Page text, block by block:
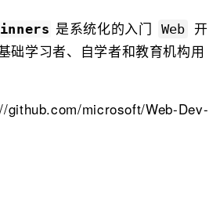
是系统化的入门 Web 开
础学习者、自学者和教育机构用
github.com/microsoft/Web-Dev-